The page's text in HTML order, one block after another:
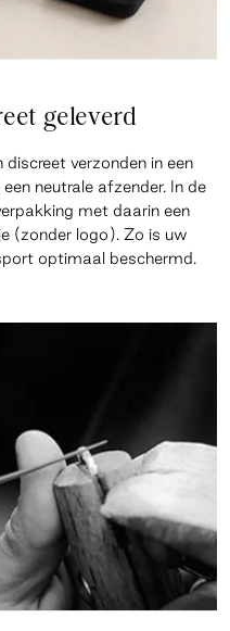
geleverd
verzonden in een
neutrale afzender. In de
met daarin een
(zonder logo). Zo is uw
optimaal beschermd.